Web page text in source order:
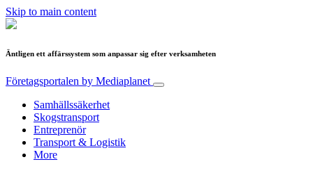
Skip to main content
Äntligen ett affärssystem som anpassar sig efter verksamheten
Företagsportalen by Mediaplanet
Samhällssäkerhet
Skogstransport
Entreprenör
Transport & Logistik
More